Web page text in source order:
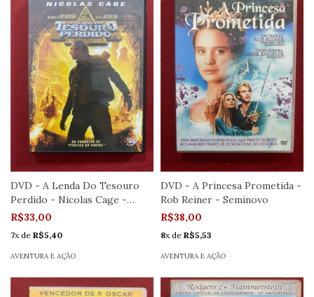
DVD - A Lenda Do Tesouro
Perdido - Nicolas Cage -
Semin.
R$33,00
7x de R$5,40
AVENTURA E AÇÃO
DVD - A Princesa Prometida -
Rob Reiner - Seminovo
R$38,00
8x de R$5,53
AVENTURA E AÇÃO